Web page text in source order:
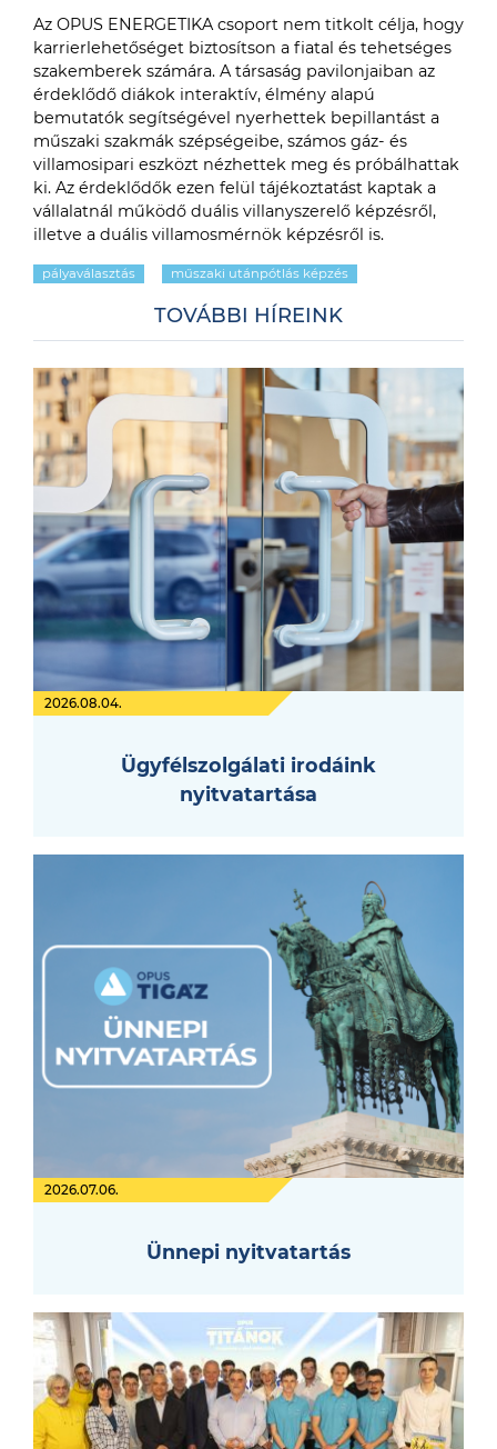
Az OPUS ENERGETIKA csoport nem titkolt célja, hogy
karrierlehetőséget biztosítson a fiatal és tehetséges
szakemberek számára. A társaság pavilonjaiban az
érdeklődő diákok interaktív, élmény alapú
bemutatók segítségével nyerhettek bepillantást a
műszaki szakmák szépségeibe, számos gáz- és
villamosipari eszközt nézhettek meg és próbálhattak
ki. Az érdeklődők ezen felül tájékoztatást kaptak a
vállalatnál működő duális villanyszerelő képzésről,
illetve a duális villamosmérnök képzésről is.
pályaválasztás műszaki utánpótlás képzés
TOVÁBBI HÍREINK
2026.08.04.
Ügyfélszolgálati irodáink
nyitvatartása
2026.07.06.
Ünnepi nyitvatartás